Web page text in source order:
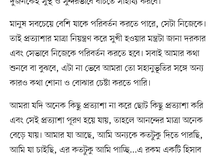
মানুষ সবচেয়ে বেশি যাকে পরিবর্তন করতে পারে, সেটা নিজেকে।
তাই প্রত্যাশার মাত্রা নিয়ন্ত্রণ করে সুখী হওয়ার মন্ত্রটা জানা দরকার
এবং সেভাবে নিজেকে পরিবর্তন করতে হবে। সবাই আমার কথা
শুনবে বা বুঝবে, এটা না ভেবে আমরা তো সহানুভূতির সঙ্গে অন্য
কারও কথা শোনা ও বোঝার চেষ্টা করতে পারি।
আমরা যদি অনেক কিছু প্রত্যাশা না করে ছোট কিছু প্রত্যাশা করি
এবং সেই প্রত্যাশা পূরণ হয়ে যায়, তাহলে আনন্দের মাত্রা অনেক
বেড়ে যায়। আমার যা আছে, আমি অন্যকে কতটুকু দিতে পারছি,
আমি যা চাইছি, এর কতটুকু আমি পাচ্ছি...এ রকম একটি হিসাব